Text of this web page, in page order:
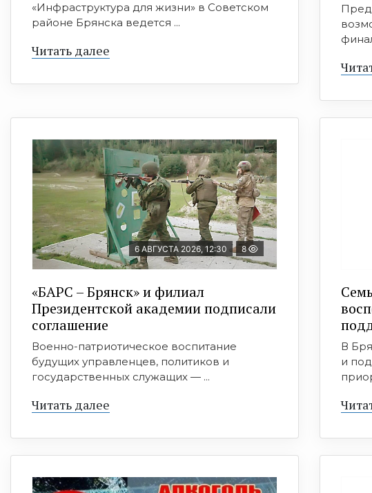
«Инфраструктура для жизни» в Советском
районе Брянска ведется ...
Читать далее
6 АВГУСТА 2026, 12:30 8
«БАРС – Брянск» и филиал
Президентской академии подписали
соглашение
Военно-патриотическое воспитание
будущих управленцев, политиков и
государственных служащих — ...
Читать далее
В
и